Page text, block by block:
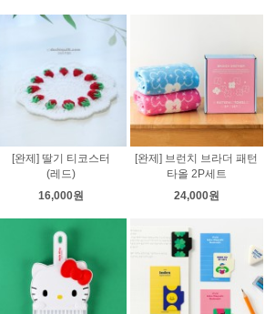
[완제] 딸기 티코스터
(레드)
16,000원
[완제] 브런치 브라더 패턴
타올 2P세트
24,000원